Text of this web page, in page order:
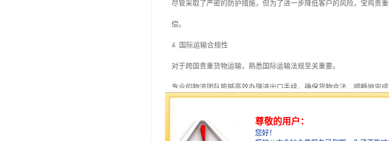
尽管采取了严密的防护措施，但为了进一步降低客户的风险，宝鸡贵
偿。
4. 国际运输合规性
对于跨国贵重货物运输，熟悉国际运输法规至关重要。
专业的物流团队能够高效办理进出口手续，确保货物合法、顺畅地完成
在众多物流服务中，宝鸡贵重货物运输凭借以下优势，成为客户信赖的